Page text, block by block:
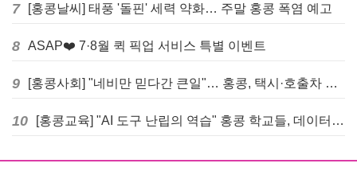
7 [홍콩날씨] 태풍 '돌핀' 세력 약화… 주말 홍콩 폭염 예고
8 ASAP❤️ 7·8월 퀵 픽업 서비스 특별 이벤트
9 [홍콩사회] "네비만 믿다간 큰일"… 홍콩, 택시·호출차 통합 시험 도입하며 규제 본격화
10 [홍콩교육] "AI 도구 난립의 역습" 홍콩 학교들, 데이터 고립에 교육 효과 평가 비상